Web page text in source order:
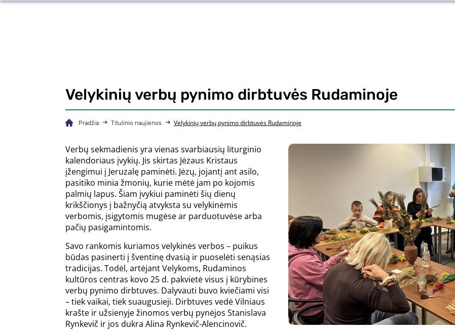
Velykinių verbų pynimo dirbtuvės Rudaminoje
Pradžia Titulinio naujienos Velykinių verbų pynimo dirbtuvės Rudaminoje
Verbų sekmadienis yra vienas svarbiausių liturginio
kalendoriaus įvykių. Jis skirtas Jėzaus Kristaus
įžengimui į Jeruzalę paminėti. Jėzų, jojantį ant asilo,
pasitiko minia žmonių, kurie mėtė jam po kojomis
palmių lapus. Šiam įvykiui paminėti šių dienų
krikščionys į bažnyčią atvyksta su velykinėmis
verbomis, įsigytomis mugėse ar parduotuvėse arba
pačių pasigamintomis.
Savo rankomis kuriamos velykinės verbos – puikus
būdas pasinerti į šventinę dvasią ir puoselėti senąsias
tradicijas. Todėl, artėjant Velykoms, Rudaminos
kultūros centras kovo 25 d. pakvietė visus į kūrybines
verbų pynimo dirbtuves. Dalyvauti buvo kviečiami visi
– tiek vaikai, tiek suaugusieji. Dirbtuves vedė Vilniaus
krašte ir užsienyje žinomos verbų pynėjos Stanislava
Rynkevič ir jos dukra Alina Rynkevič-Alencinovič.